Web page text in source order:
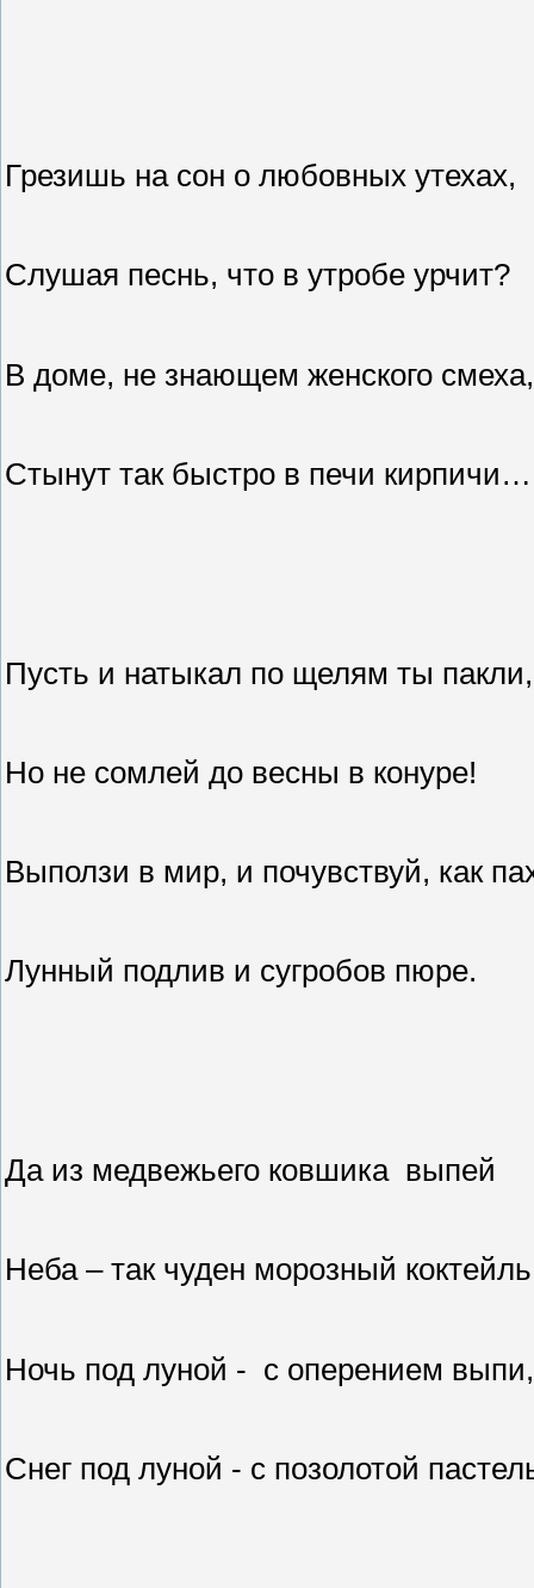
Грезишь на сон о любовных утехах,
Слушая песнь, что в утробе урчит?
В доме, не знающем женского смеха,
Стынут так быстро в печи кирпичи…
Пусть и натыкал по щелям ты пакли,
Но не сомлей до весны в конуре!
Выползи в мир, и почувствуй, как
Лунный подлив и сугробов пюре.
Да из медвежьего ковшика выпей
Неба – так чуден морозный
Ночь под луной - с оперением выпи,
Снег под луной - с позолотой